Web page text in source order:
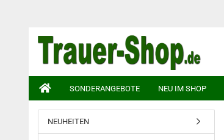
SONDERANGEBOTE NEU IM SHOP
NEUHEITEN